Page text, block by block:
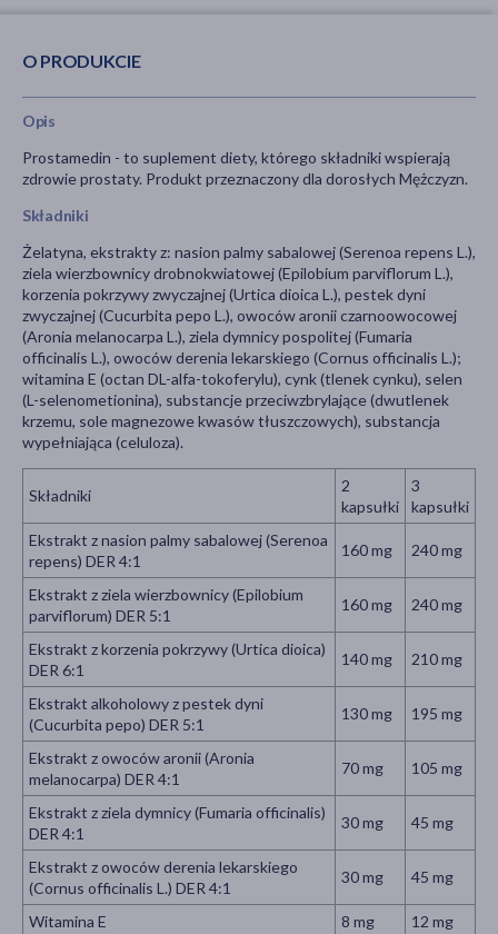
O PRODUKCIE
Opis
Prostamedin - to suplement diety, którego składniki wspierają
zdrowie prostaty. Produkt przeznaczony dla dorosłych Mężczyzn.
Składniki
Żelatyna, ekstrakty z: nasion palmy sabalowej (Serenoa repens L.),
ziela wierzbownicy drobnokwiatowej (Epilobium parviflorum L.),
korzenia pokrzywy zwyczajnej (Urtica dioica L.), pestek dyni
zwyczajnej (Cucurbita pepo L.), owoców aronii czarnoowocowej
(Aronia melanocarpa L.), ziela dymnicy pospolitej (Fumaria
officinalis L.), owoców derenia lekarskiego (Cornus officinalis L.);
witamina E (octan DL-alfa-tokoferylu), cynk (tlenek cynku), selen
(L-selenometionina), substancje przeciwzbrylające (dwutlenek
krzemu, sole magnezowe kwasów tłuszczowych), substancja
wypełniająca (celuloza).
Składniki
2
kapsułki
3
kapsułki
Ekstrakt z nasion palmy sabalowej (Serenoa
repens) DER 4:1
160 mg 240 mg
Ekstrakt z ziela wierzbownicy (Epilobium
parviflorum) DER 5:1
160 mg 240 mg
Ekstrakt z korzenia pokrzywy (Urtica dioica)
DER 6:1
140 mg 210 mg
Ekstrakt alkoholowy z pestek dyni
(Cucurbita pepo) DER 5:1
130 mg 195 mg
Ekstrakt z owoców aronii (Aronia
melanocarpa) DER 4:1
70 mg 105 mg
Ekstrakt z ziela dymnicy (Fumaria officinalis)
DER 4:1
30 mg 45 mg
Ekstrakt z owoców derenia lekarskiego
(Cornus officinalis L.) DER 4:1
30 mg 45 mg
Witamina E 8 mg
12 mg